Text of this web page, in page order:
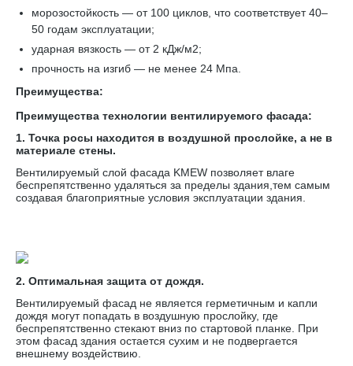
морозостойкость — от 100 циклов, что соответствует 40–
50 годам эксплуатации;
ударная вязкость — от 2 кДж/м2;
прочность на изгиб — не менее 24 Мпа.
Преимущества:
Преимущества технологии вентилируемого фасада:
1. Точка росы находится в воздушной прослойке, а не в
материале стены.
Вентилируемый слой фасада KMEW позволяет влаге
беспрепятственно удаляться за пределы здания,тем самым
создавая благоприятные условия эксплуатации здания.
2. Оптимальная защита от дождя.
Вентилируемый фасад не является герметичным и капли
дождя могут попадать в воздушную прослойку, где
беспрепятственно стекают вниз по стартовой планке. При
этом фасад здания остается сухим и не подвергается
внешнему воздействию.